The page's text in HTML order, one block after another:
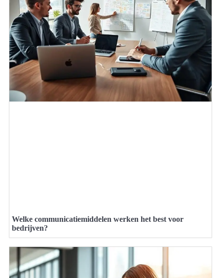
Welke communicatiemiddelen werken het best voor
bedrijven?